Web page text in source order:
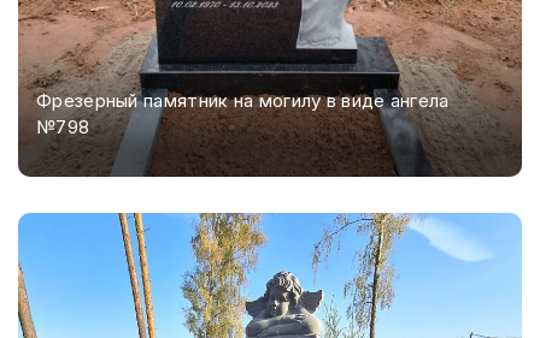
Фрезерный памятник на могилу в виде ангела
№798